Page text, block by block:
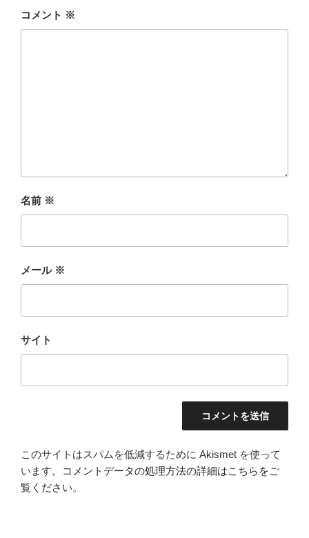
コメント ※
名前 ※
メール ※
サイト
このサイトはスパムを低減するために Akismet を使って
います。
コメントデータの処理方法の詳細はこちらをご
覧ください。